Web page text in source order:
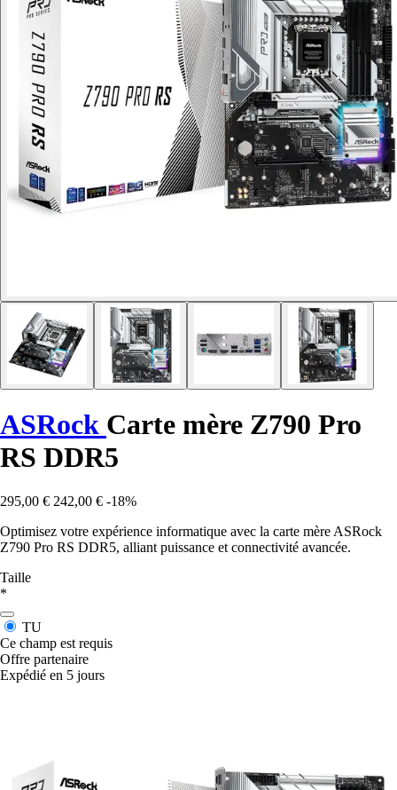
ASRock Carte mère Z790 Pro
RS DDR5
295,00 € 242,00 € -18%
Optimisez votre expérience informatique avec la carte mère ASRock
Z790 Pro RS DDR5, alliant puissance et connectivité avancée.
Taille
*
TU
Ce champ est requis
Offre partenaire
Expédié en 5 jours